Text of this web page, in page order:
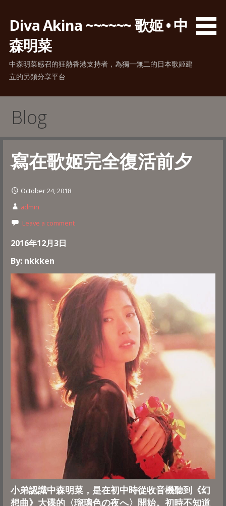
content
Diva Akina ~~~~~~ 歌姬 • 中
森明菜
中森明菜感召的狂熱香港支持者，為獨一無二的日本歌姬建
立的另類分享平台
Blog
寫在歌姬完全復活前夕
October 24, 2018
admin
Leave a comment
2016年12月3日
By: nkkken
小弟認識中森明菜，是在初中時從收音機聽到《幻
想曲》大碟的〈瑠璃色の夜へ〉開始。初時不知道